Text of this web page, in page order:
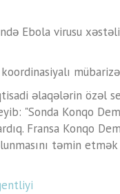
Ebola virusu
əlaqələrin özəl
"Sonda Konqo
Fransa Konqo
təmin